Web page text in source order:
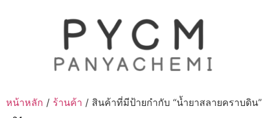
หน้าหลัก / ร้านค้า / สินค้าที่มีป้ายกำกับ “น้ำยาสลายคราบดิน”